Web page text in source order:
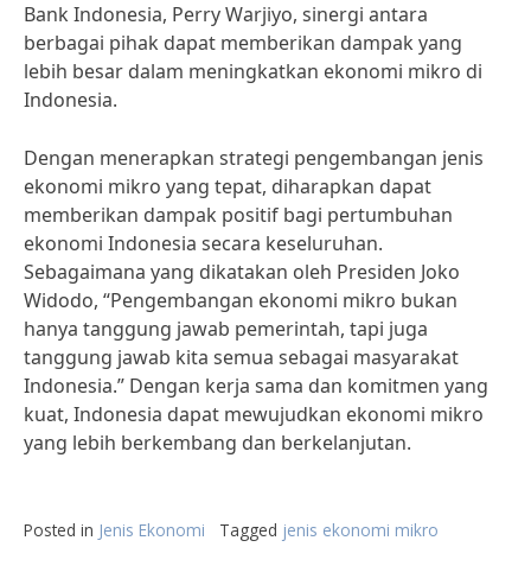
Bank Indonesia, Perry Warjiyo, sinergi antara
berbagai pihak dapat memberikan dampak yang
lebih besar dalam meningkatkan ekonomi mikro di
Indonesia.
Dengan menerapkan strategi pengembangan jenis
ekonomi mikro yang tepat, diharapkan dapat
memberikan dampak positif bagi pertumbuhan
ekonomi Indonesia secara keseluruhan.
Sebagaimana yang dikatakan oleh Presiden Joko
Widodo, “Pengembangan ekonomi mikro bukan
hanya tanggung jawab pemerintah, tapi juga
tanggung jawab kita semua sebagai masyarakat
Indonesia.” Dengan kerja sama dan komitmen yang
kuat, Indonesia dapat mewujudkan ekonomi mikro
yang lebih berkembang dan berkelanjutan.
Posted in Jenis Ekonomi Tagged jenis ekonomi mikro